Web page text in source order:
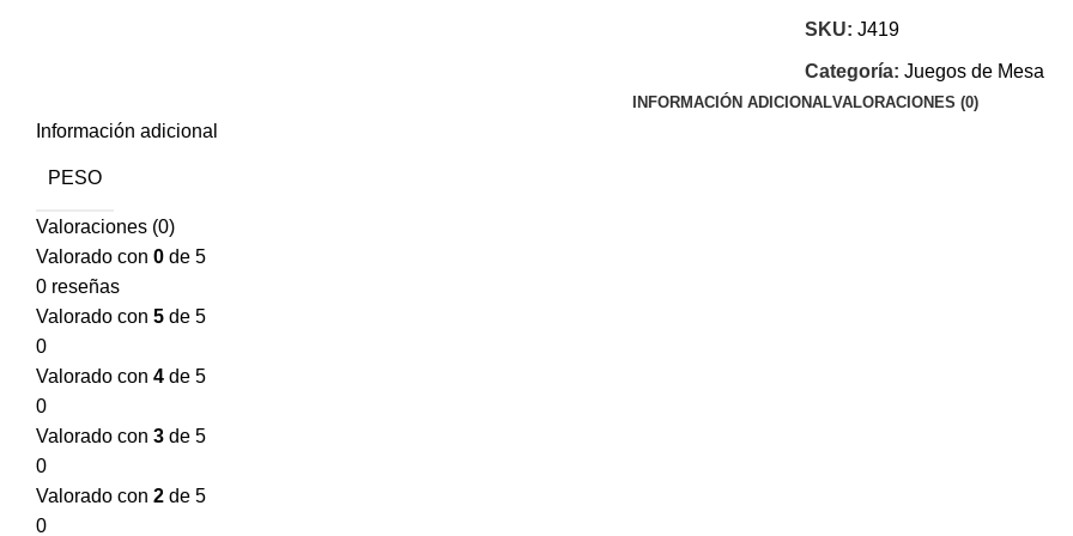
SKU: J419
Categoría: Juegos de Mesa
INFORMACIÓN ADICIONALVALORACIONES (0)
Información adicional
PESO
Valoraciones (0)
Valorado con 0 de 5
0 reseñas
Valorado con 5 de 5
0
Valorado con 4 de 5
0
Valorado con 3 de 5
0
Valorado con 2 de 5
0